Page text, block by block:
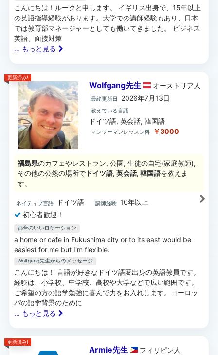
こんにちは！ルークと申します。 イギリス出身で、15年以上
の英語指導経験があります。大学での講師経験もあり、日本
では教育部マネージャーとしても働いてきました。 ビジネス
英語、面接対策
... もっと見る
更新済み!
Wolfgang先生 オーストリア 人
最終更新日 2026年7月13日
教えている言語
ドイツ語, 英会話, 韓国語
マンツーマンレッスン料 ￥3000
福島県のカフェやレストラン, 公園, 生徒の自宅(家庭教師),
その他の公然の場所で ドイツ語, 英会話, 韓国語を教えま
す。
ネイティブ言語 ドイツ語 講師経験 10年以上
初心者歓迎！
都合のいいロケーション
a home or cafe in Fukushima city or to its east would be
easiest for me but I'm flexible.
Wolfgang先生からのメッセージ
こんにちは！ 言語が好きなドイツ語圏出身の英語教員です。
経験は、小学校、中学校、高校や大学などで広い範囲です。
ご希望の方の語学勉強に喜んで力をお入れします。ヨーロッ
パの語学背景のために
... もっと見る
更新済み!
Armie先生 フィリピン 人